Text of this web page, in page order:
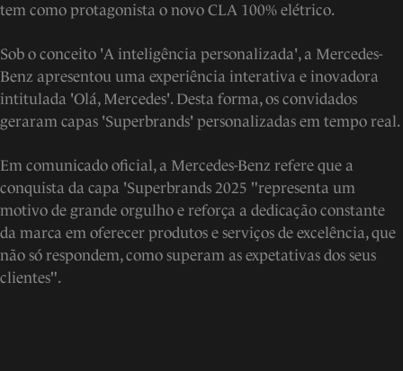
tem como protagonista o novo CLA 100% elétrico.
Sob o conceito 'A inteligência personalizada', a Mercedes-
Benz apresentou uma experiência interativa e inovadora
intitulada 'Olá, Mercedes'. Desta forma, os convidados
geraram capas 'Superbrands' personalizadas em tempo real.
Em comunicado oficial, a Mercedes-Benz refere que a
conquista da capa 'Superbrands 2025 "representa um
motivo de grande orgulho e reforça a dedicação constante
da marca em oferecer produtos e serviços de excelência, que
não só respondem, como superam as expetativas dos seus
clientes".